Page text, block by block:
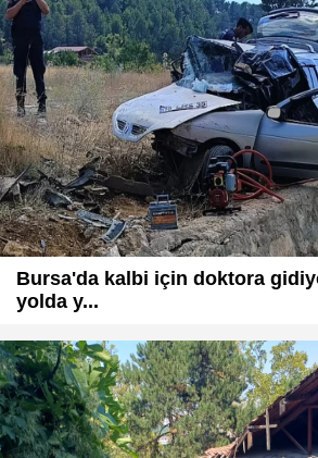
Bursa'da kalbi için doktora
yolda y...